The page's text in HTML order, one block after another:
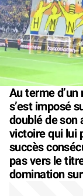
Au terme
s’est imposé
doublé de son
victoire qui lui
succès
pas vers le
domination